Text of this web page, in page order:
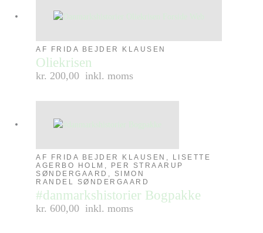
AF FRIDA BEJDER KLAUSEN
Oliekrisen
kr. 200,00 inkl. moms
AF FRIDA BEJDER KLAUSEN, LISETTE
AGERBO HOLM, PER STRAARUP
SØNDERGAARD, SIMON
RANDEL SØNDERGAARD
#danmarkshistorier Bogpakke
kr. 600,00 inkl. moms